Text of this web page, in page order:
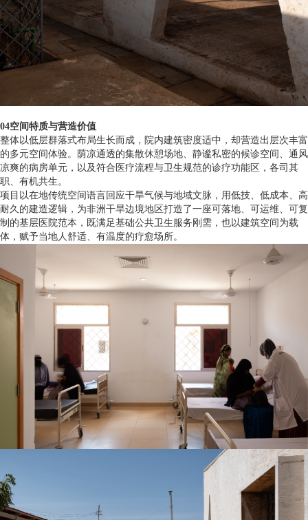
04空间特质与营造价值
整体以低层群落式布局生长而成，院内建筑密度适中，却营造出层次丰富
的多元空间体验。荫凉通透的集散休憩场地、静谧私密的候诊空间、通风
凉爽的病房单元，以及符合医疗流程与卫生规范的诊疗功能区，各司其
职、有机共生。
项目以在地传统空间语言回应干旱气候与地域文脉，用低技、低成本、高
耐久的建造逻辑，为非洲干旱边境地区打造了一座可落地、可运维、可复
制的基层医院范本，既满足基础公共卫生服务刚需，也以建筑空间为载
体，赋予当地人舒适、有温度的疗愈场所。